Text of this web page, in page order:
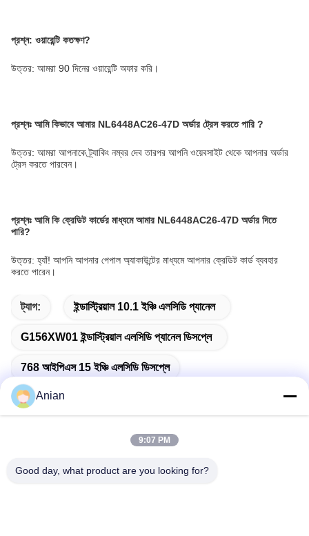
প্রশ্ন: ওয়ারেন্টি কতক্ষণ?
উত্তর: আমরা 90 দিনের ওয়ারেন্টি অফার করি।
প্রশ্নঃ আমি কিভাবে আমার NL6448AC26-47D অর্ডার ট্রেস করতে পারি ?
উত্তর: আমরা আপনাকে ট্র্যাকিং নম্বর দেব তারপর আপনি ওয়েবসাইট থেকে আপনার অর্ডার
ট্রেস করতে পারবেন।
প্রশ্নঃ আমি কি ক্রেডিট কার্ডের মাধ্যমে আমার NL6448AC26-47D অর্ডার দিতে
পারি?
উত্তর: হ্যাঁ! আপনি আপনার পেপাল অ্যাকাউন্টের মাধ্যমে আপনার ক্রেডিট কার্ড ব্যবহার
করতে পারেন।
ট্যাগ: ইন্ডাস্ট্রিয়াল 10.1 ইঞ্চি এলসিডি প্যানেল
G156XW01 ইন্ডাস্ট্রিয়াল এলসিডি প্যানেল ডিসপ্লে
768 আইপিএস 15 ইঞ্চি এলসিডি ডিসপ্লে
Anian
9:07 PM
Good day, what product are you looking for?